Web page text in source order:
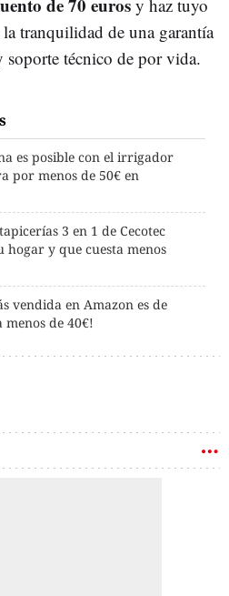
de 70 euros y haz tuyo
tranquilidad de una garantía
soporte técnico de por vida.
es posible con el irrigador
por menos de 50€ en
3 en 1 de Cecotec
hogar y que cuesta menos
vendida en Amazon es de
menos de 40€!